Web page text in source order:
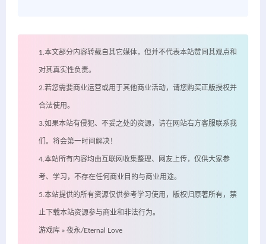
1.本文部分内容转载自其它媒体，但并不代表本站赞同其观点和
对其真实性负责。
2.若您需要商业运营或用于其他商业活动，请您购买正版授权并
合法使用。
3.如果本站有侵犯、不妥之处的资源，请在网站右方客服联系我
们。将会第一时间解决！
4.本站所有内容均由互联网收集整理、网友上传，仅供大家参
考、学习，不存在任何商业目的与商业用途。
5.本站提供的所有资源仅供参考学习使用，版权归原著所有，禁
止下载本站资源参与商业和非法行为。
游戏库 » 夜永/Eternal Love